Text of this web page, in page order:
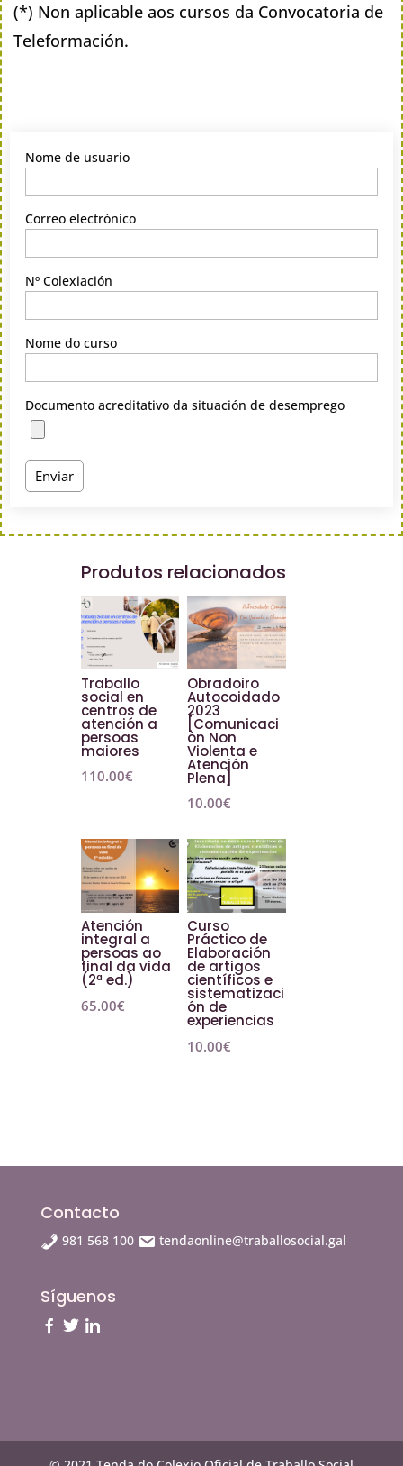
(*) Non aplicable aos cursos da Convocatoria de
Teleformación.
Nome de usuario
Correo electrónico
Nº Colexiación
Nome do curso
Documento acreditativo da situación de desemprego
Produtos relacionados
Traballo
social en
centros de
atención a
persoas
maiores
110.00€
Obradoiro
Autocoidado
2023
[Comunicaci
ón Non
Violenta e
Atención
Plena]
10.00€
Atención
integral a
persoas ao
final da vida
(2ª ed.)
65.00€
Curso
Práctico de
Elaboración
de artigos
científicos e
sistematizaci
ón de
experiencias
10.00€
Contacto
981 568 100 tendaonline@traballosocial.gal
Síguenos